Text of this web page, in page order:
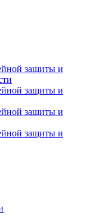
защиты и
защиты и
защиты и
защиты и